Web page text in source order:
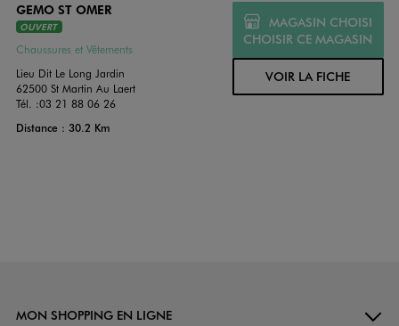
GEMO ST OMER
OUVERT
Chaussures et Vêtements
Lieu Dit Le Long Jardin
62500 St Martin Au Laert
Tél. :03 21 88 06 26
Distance : 30.2 Km
MAGASIN CHOISI
CHOISIR CE MAGASIN
VOIR LA FICHE
MON SHOPPING EN LIGNE